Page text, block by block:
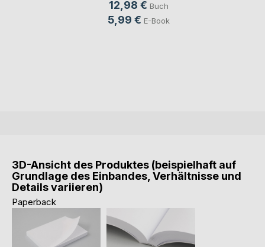
12,98 € Buch
5,99 € E-Book
3D-Ansicht des Produktes (beispielhaft auf
Grundlage des Einbandes, Verhältnisse und
Details variieren)
Paperback